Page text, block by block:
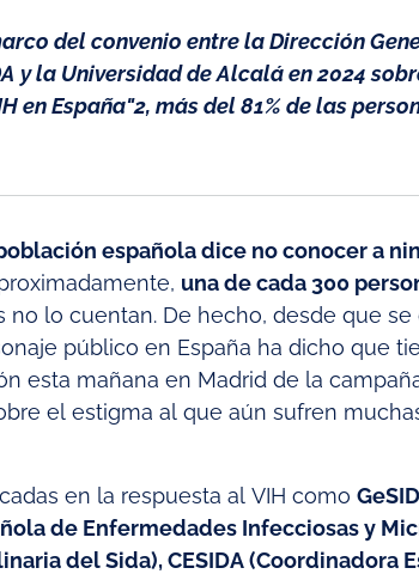
del convenio entre la Dirección
y la Universidad de Alcalá en 2024
en España"2, más del 81% de las
española dice no conocer a
una de cada 300
no lo cuentan. De hecho, desde que se
público en España ha dicho que
esta mañana en Madrid de la
el estigma al que aún sufren
en la respuesta al VIH como
de Enfermedades Infecciosas y
del Sida), CESIDA (Coordinadora